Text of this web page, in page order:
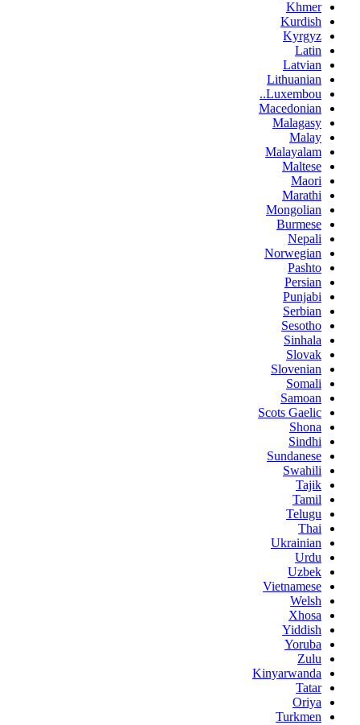
Khmer
Kurdish
Kyrgyz
Latin
Latvian
Lithuanian
Luxembou..
Macedonian
Malagasy
Malay
Malayalam
Maltese
Maori
Marathi
Mongolian
Burmese
Nepali
Norwegian
Pashto
Persian
Punjabi
Serbian
Sesotho
Sinhala
Slovak
Slovenian
Somali
Samoan
Scots Gaelic
Shona
Sindhi
Sundanese
Swahili
Tajik
Tamil
Telugu
Thai
Ukrainian
Urdu
Uzbek
Vietnamese
Welsh
Xhosa
Yiddish
Yoruba
Zulu
Kinyarwanda
Tatar
Oriya
Turkmen